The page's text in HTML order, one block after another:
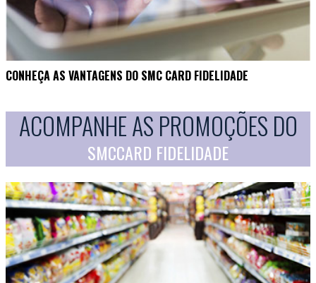
CONHEÇA AS VANTAGENS DO SMC CARD FIDELIDADE
ACOMPANHE AS PROMOÇÕES DO
SMCCARD FIDELIDADE